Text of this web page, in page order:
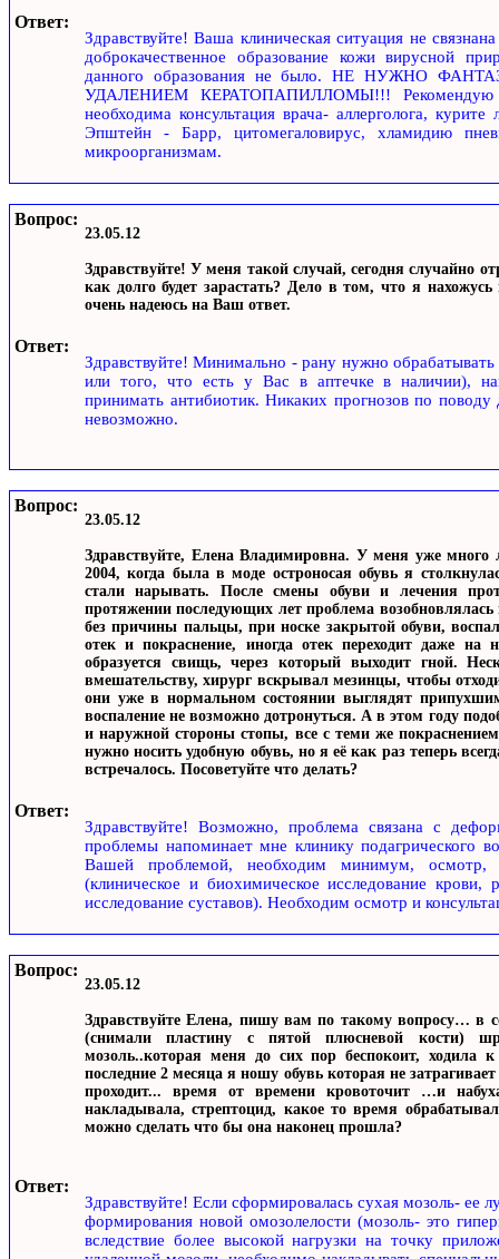
Ответ:
Здравствуйте! Ваша клиническая ситуация не
доброкачественное образование кожи вирусной
данного образования не было. НЕ НУЖНО
УДАЛЕНИЕМ КЕРАТОПАПИЛЛОМЫ!!! Рекомендую
необходима консультация врача- аллерголога,
Эпштейн - Барр, цитомегаловирус, хламидию
микроорганизмам.
Вопрос:
23.05.12
Здравствуйте! У меня такой случай, сегодня случайно
как долго будет зарастать? Дело в том, что я
очень надеюсь на Ваш ответ.
Ответ:
Здравствуйте! Минимально - рану нужно обрабатывать
или того, что есть у Вас в аптечке в наличии),
принимать антибиотик. Никаких прогнозов по
невозможно.
Вопрос:
23.05.12
Здравствуйте, Елена Владимировна. У меня уже
2004, когда была в моде остроносая обувь я
стали нарывать. После смены обуви и лечения
протяжении последующих лет проблема
без причины пальцы, при носке закрытой обуви,
отек и покраснение, иногда отек переходит даже
образуется свищь, через который выходит гной.
вмешательству, хирург вскрывал мезинцы, чтобы
они уже в нормальном состоянии выглядят
воспаление не возможно дотронуться. А в этом году
и наружной стороны стопы, все с теми же
нужно носить удобную обувь, но я её как раз теперь
встречалось. Посоветуйте что делать?
Ответ:
Здравствуйте! Возможно, проблема связана с
проблемы напоминает мне клинику подагрического
Вашей проблемой, необходим минимум, осмотр,
(клиническое и биохимическое исследование крови,
исследование суставов). Необходим осмотр и
Вопрос:
23.05.12
Здравствуйте Елена, пишу вам по такому вопросу… в
(снимали пластину с пятой плюсневой кости)
мозоль..которая меня до сих пор беспокоит, ходила
последние 2 месяца я ношу обувь которая не
проходит... время от времени кровоточит …и
накладывала, стрептоцид, какое то время
можно сделать что бы она наконец прошла?
Ответ:
Здравствуйте! Если сформировалась сухая мозоль- ее
формирования новой омозолелости (мозоль- это
вследствие более высокой нагрузки на точку